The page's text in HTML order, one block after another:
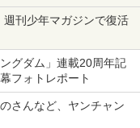
刊少年マガジンで復活
島ヒロ氏のコメントも
グダム」連載20周年記
フォトレポート
さんなど、ヤンチャン